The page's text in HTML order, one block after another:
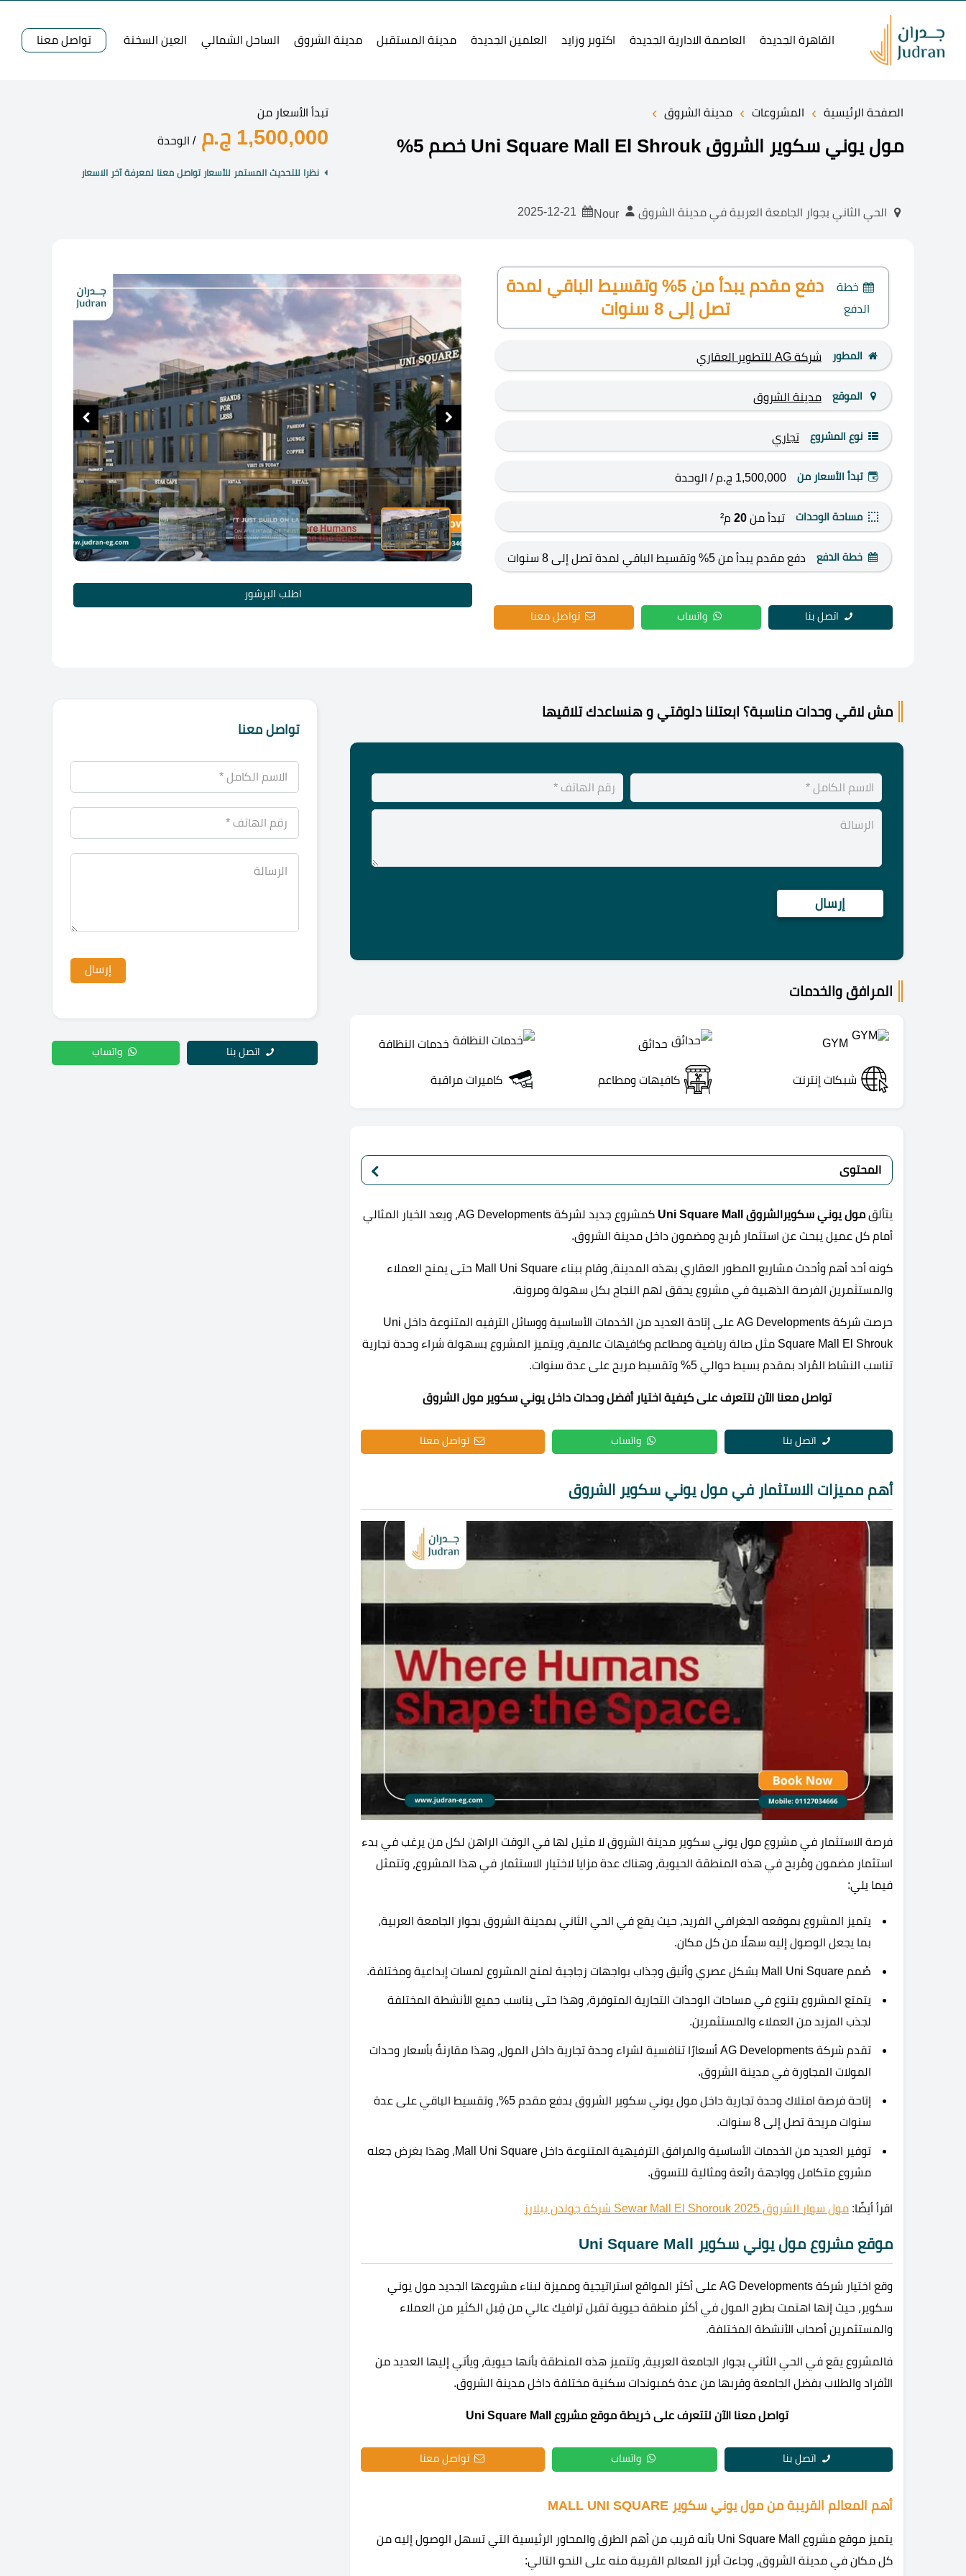
القاهرة الجديدة العاصمة الادارية الجديدة اكتوبر وزايد العلمين الجديدة مدينة المستقبل مدينة الشروق الساحل الشمالي العين السخنة تواصل معنا
الصفحة الرئيسية › المشروعات › مدينة الشروق ›
مول يوني سكوير الشروق Uni Square Mall El Shrouk خصم 5%
الحي الثاني بجوار الجامعة العربية في مدينة الشروق Nour
تبدأ الأسعار من
1,500,000 ج.م / الوحدة
نظرا للتحديث المستمر للأسعار تواصل معنا لمعرفة آخر الاسعار
خطة
الدفع
دفع مقدم يبدأ من 5% وتقسيط الباقي لمدة
تصل إلى 8 سنوات
المطور شركة AG للتطوير العقاري
الموقع مدينة الشروق
نوع المشروع تجاري
تبدأ الأسعار من 1,500,000 ج.م / الوحدة
مساحة الوحدات تبدأ من20 م²
خطة الدفع دفع مقدم يبدأ من 5% وتقسيط الباقي لمدة تصل إلى 8 سنوات
اتصل بنا واتساب تواصل معنا
اطلب البرشور
مش لاقي وحدات مناسبة؟ ابعتلنا دلوقتي و هنساعدك تلاقيها
المرافق والخدمات
GYM حدائق خدمات النظافة
شبكات إنترنت كافيهات ومطاعم كاميرات مراقبة
المحتوى
يتألق مول يوني سكويرالشروق Uni Square Mall
كمشروع جديد لشركة AG Developments، ويعد الخيار المثالي
أمام كل عميل يبحث عن استثمار مُربح ومضمون داخل مدينة الشروق.
كونه أحد أهم وأحدث مشاريع المطور العقاري بهذه المدينة، وقام ببناء Mall Uni Square حتى يمنح العملاء
والمستثمرين الفرصة الذهبية في مشروع يحقق لهم النجاح بكل سهولة ومرونة.
حرصت شركة AG Developments على إتاحة العديد من الخدمات الأساسية ووسائل الترفيه المتنوعة داخل Uni
Square Mall El Shrouk مثل صالة رياضية ومطاعم وكافيهات عالمية، ويتميز المشروع بسهولة شراء وحدة تجارية
تناسب النشاط المُراد بمقدم بسيط حوالي 5% وتقسيط مريح على عدة سنوات.
تواصل معنا الآن لتتعرف على كيفية اختيار أفضل وحدات داخل يوني سكوير مول الشروق
اتصل بنا واتساب تواصل معنا
أهم مميزات الاستثمار في مول يوني سكوير الشروق
فرصة الاستثمار في مشروع مول يوني سكوير مدينة الشروق لا مثيل لها في الوقت الراهن لكل من يرغب في بدء
استثمار مضمون ومُربح في هذه المنطقة الحيوية، وهناك عدة مزايا لاختيار الاستثمار في هذا المشروع، وتتمثل
فيما يلي:
يتميز المشروع بموقعه الجغرافي الفريد، حيث يقع في الحي الثاني بمدينة الشروق بجوار الجامعة العربية،
بما يجعل الوصول إليه سهلًا من كل مكان.
صُمم Mall Uni Square بشكل عصري وأنيق وجذاب بواجهات زجاجية لمنح المشروع لمسات إبداعية ومختلفة.
يتمتع المشروع بتنوع في مساحات الوحدات التجارية المتوفرة، وهذا حتى يناسب جميع الأنشطة المختلفة
لجذب المزيد من العملاء والمستثمرين.
تقدم شركة AG Developments أسعارًا تنافسية لشراء وحدة تجارية داخل المول، وهذا مقارنةً بأسعار وحدات
المولات المجاورة في مدينة الشروق.
إتاحة فرصة امتلاك وحدة تجارية داخل مول يوني سكوير الشروق بدفع مقدم 5%، وتقسيط الباقي على عدة
سنوات مريحة تصل إلى 8 سنوات.
توفير العديد من الخدمات الأساسية والمرافق الترفيهية المتنوعة داخل Mall Uni Square، وهذا بغرض جعله
مشروع متكامل وواجهة رائعة ومثالية للتسوق.
اقرأ أيضًا: مول سوار الشروق 2025 Sewar Mall El Shorouk شركة جولدن بيلارز
موقع مشروع مول يوني سكوير Uni Square Mall
وقع اختيار شركة AG Developments على أكثر المواقع استراتيجية ومميزة لبناء مشروعها الجديد مول يوني
سكوير، حيث إنها اهتمت بطرح المول في أكثر منطقة حيوية تقبل ترافيك عالي من قِبل الكثير من العملاء
والمستثمرين أصحاب الأنشطة المختلفة.
فالمشروع يقع في الحي الثاني بجوار الجامعة العربية، وتتميز هذه المنطقة بأنها حيوية، ويأتي إليها العديد من
الأفراد والطلاب بفضل الجامعة وقربها من عدة كمبوندات سكنية مختلفة داخل مدينة الشروق.
تواصل معنا الآن لتتعرف على خريطة موقع مشروع Uni Square Mall
اتصل بنا واتساب تواصل معنا
أهم المعالم القريبة من مول يوني سكوير MALL UNI SQUARE
يتميز موقع مشروع Uni Square Mall بأنه قريب من أهم الطرق والمحاور الرئيسية التي تسهل الوصول إليه من
كل مكان في مدينة الشروق، وجاءت أبرز المعالم القريبة منه على النحو التالي:
تواصل معنا
اتصل بنا واتساب